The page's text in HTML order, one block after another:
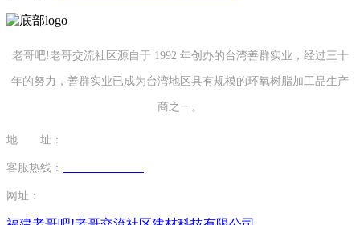
老哥吧!老哥交流社区源自于 1992 年创办的台湾善群实业，经过三十
年的努力，善群实业已成为台湾地区具有规模的环氧树脂加工品生产
商之一。
地 址：
客服热线：
网址：